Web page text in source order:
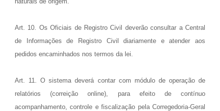
Art. 10. Os Oficiais de Registro Civil deverão consultar a Central
de Informações de Registro Civil diariamente e atender aos
pedidos encaminhados nos termos da lei.
Art. 11. O sistema deverá contar com módulo de operação de
relatórios (correição online), para efeito de contínuo
acompanhamento, controle e fiscalização pela Corregedoria-Geral